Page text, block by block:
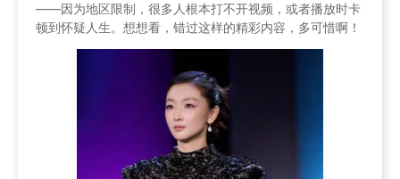
——因为地区限制，很多人根本打不开视频，或者播放时卡
顿到怀疑人生。想想看，错过这样的精彩内容，多可惜啊！